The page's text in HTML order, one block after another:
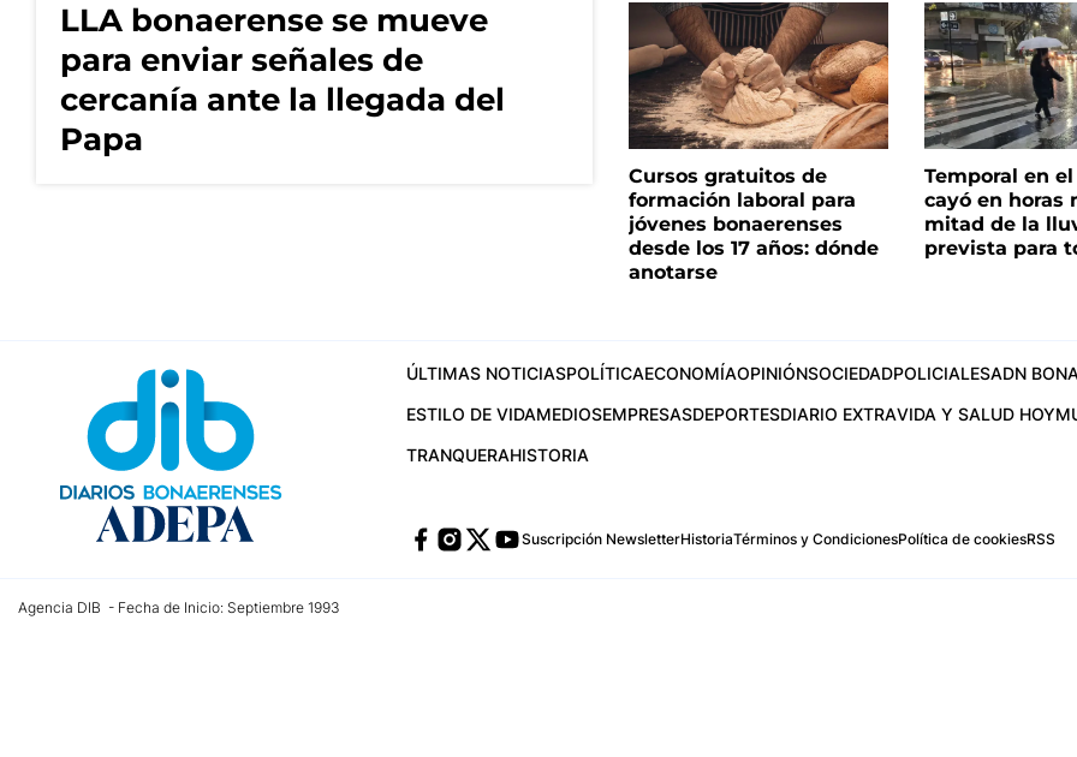
LLA bonaerense se mueve
para enviar señales de
cercanía ante la llegada del
Papa
Cursos gratuitos de
formación laboral para
jóvenes bonaerenses
desde los 17 años: dónde
anotarse
Temporal en el
cayó en horas
mitad de la
prevista para
ÚLTIMAS NOTICIASPOLÍTICAECONOMÍAOPINIÓNSOCIEDADPOLICIALESADN
ESTILO DE VIDAMEDIOSEMPRESASDEPORTESDIARIO EXTRAVIDA Y SALUD HOY
TRANQUERAHISTORIA
Suscripción NewsletterHistoriaTérminos y CondicionesPolítica de cookiesRSS
Agencia DIB - Fecha de Inicio: Septiembre 1993